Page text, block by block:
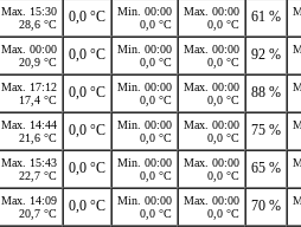
Max. 15:30
28,6 °C
0,0 °C
Min. 00:00
0,0 °C
Max. 00:00
0,0 °C
61 %
Max. 00:00
20,9 °C
0,0 °C
Min. 00:00
0,0 °C
Max. 00:00
0,0 °C
92 %
Max. 17:12
17,4 °C
0,0 °C
Min. 00:00
0,0 °C
Max. 00:00
0,0 °C
88 %
Max. 14:44
21,6 °C
0,0 °C
Min. 00:00
0,0 °C
Max. 00:00
0,0 °C
75 %
Max. 15:43
22,7 °C
0,0 °C
Min. 00:00
0,0 °C
Max. 00:00
0,0 °C
65 %
Max. 14:09
20,7 °C
0,0 °C
Min. 00:00
0,0 °C
Max. 00:00
0,0 °C
70 %